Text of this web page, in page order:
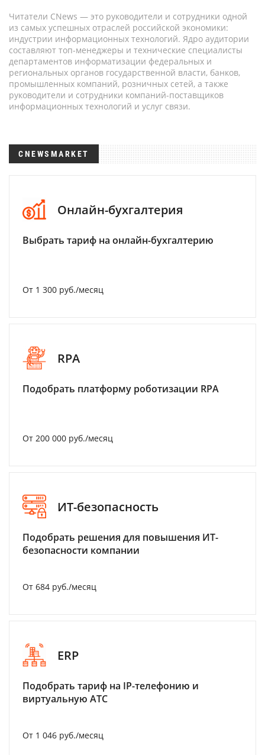
Читатели CNews — это руководители и сотрудники одной
из самых успешных отраслей российской экономики:
индустрии информационных технологий. Ядро аудитории
составляют топ-менеджеры и технические специалисты
департаментов информатизации федеральных и
региональных органов государственной власти, банков,
промышленных компаний, розничных сетей, а также
руководители и сотрудники компаний-поставщиков
информационных технологий и услуг связи.
CNEWSMARKET
Онлайн-бухгалтерия
Выбрать тариф на онлайн-бухгалтерию
От 1 300 руб./месяц
RPA
Подобрать платформу роботизации RPA
От 200 000 руб./месяц
ИТ-безопасность
Подобрать решения для повышения ИТ-
безопасности компании
От 684 руб./месяц
ERP
Подобрать тариф на IP-телефонию и
виртуальную АТС
От 1 046 руб./месяц